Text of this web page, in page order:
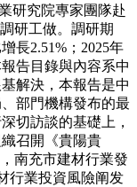
研究院專家團隊赴
研工做。調研期
長2.51%；2025年
告目錄與內容系中
解決，本報告是中
部門機構發布的最
切訪談的基礎上，
召開《貴陽貴
南充市建材行業發
行業投資風險阐发